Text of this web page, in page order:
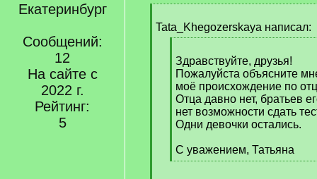
Екатеринбург
Сообщений:
12
На сайте с
2022 г.
Рейтинг:
5
q
Tata_Khegozerskaya написал:
q
]
Здравствуйте, друзья!
Пожалуйста объясните
моё происхождение по
Отца давно нет, братьев
нет возможности сдать
Одни девочки остались.
С уважением, Татьяна
[